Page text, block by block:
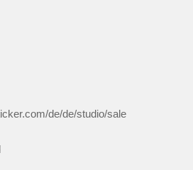
de/de/studio/sale